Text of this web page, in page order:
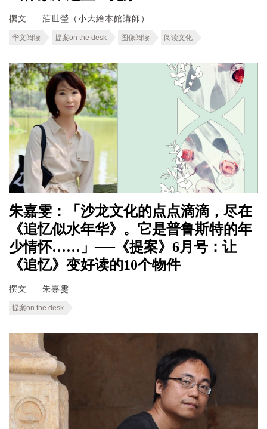
撰文 莊世瑩（小大繪本館講師）
华文阅读 提案on the desk 图像阅读 阅读文化
朱嘉雯：「沙龙文化的点点滴滴，尽在
《追忆似水年华》。它是普鲁斯特的年
少情怀……」──《提案》6月号：让
《追忆》变好读的10个物件
撰文 朱嘉雯
提案on the desk